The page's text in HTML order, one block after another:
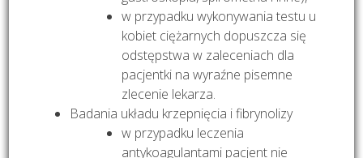
w przypadku wykonywania testu u
kobiet ciężarnych dopuszcza się
odstępstwa w zaleceniach dla
pacjentki na wyraźne pisemne
zlecenie lekarza.
Badania układu krzepnięcia i fibrynolizy
w przypadku leczenia
antykoagulantami pacjent nie